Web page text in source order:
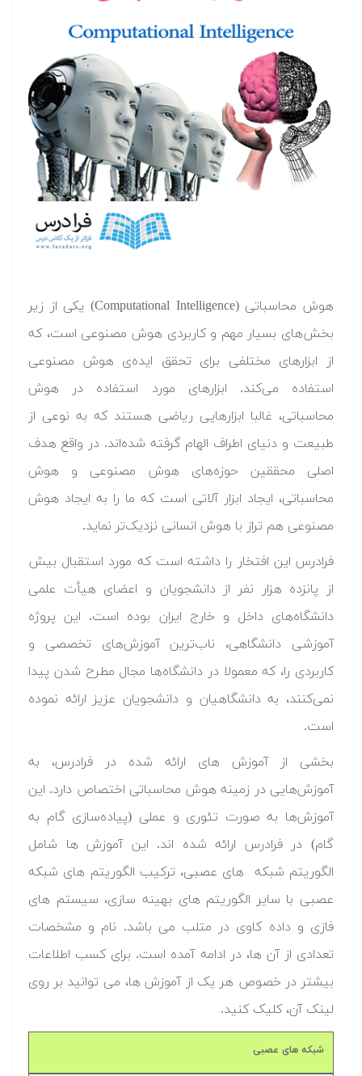
هوش محاسباتی (Computational Intelligence) یکی از زیر
بخش‌های بسیار مهم و کاربردی هوش مصنوعی است، که
از ابزارهای مختلفی برای تحقق ایده‌ی هوش مصنوعی
استفاده می‌کند. ابزارهای مورد استفاده در هوش
محاسباتی، غالبا ابزارهایی ریاضی هستند که به نوعی از
طبیعت و دنیای اطراف الهام گرفته شده‌اند. در واقع هدف
اصلی محققین حوزه‌های هوش مصنوعی و هوش
محاسباتی، ایجاد ابزار آلاتی است که ما را به ایجاد هوش
مصنوعی هم تراز با هوش انسانی نزدیک‌تر نماید.
فرادرس این افتخار را داشته است که مورد استقبال بیش
از پانزده هزار نفر از دانشجویان و اعضای هیأت علمی
دانشگاه‌های داخل و خارج ایران بوده است. این پروژه
آموزشی دانشگاهی، ناب‌ترین آموزش‌های تخصصی و
کاربردی را، که معمولا در دانشگاه‌ها مجال مطرح شدن پیدا
نمی‌کنند، به دانشگاهیان و دانشجویان عزیز ارائه نموده‌
است.
بخشی از آموزش های ارائه شده در فرادرس، به
آموزش‌هایی در زمینه هوش محاسباتی اختصاص دارد. این
آموزش‌ها به صورت تئوری و عملی (پیاده‌سازی گام به
گام) در فرادرس ارائه شده اند. این آموزش ها شامل
الگوریتم شبکه های عصبی، ترکیب الگوریتم های شبکه
عصبی با سایر الگوریتم های بهینه سازی، سیستم های
فازی و داده کاوی در متلب می باشد. نام و مشخصات
تعدادی از آن ها، در ادامه آمده است. برای کسب اطلاعات
بیشتر در خصوص هر یک از آموزش ها، می توانید بر روی
لینک آن، کلیک کنید.
شبکه های عصبی